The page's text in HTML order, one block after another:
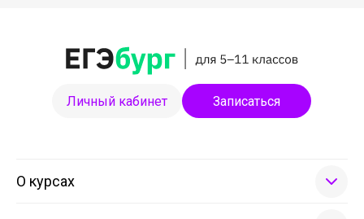
Личный кабинет Записаться
О курсах